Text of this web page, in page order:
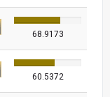
68.9173
60.5372